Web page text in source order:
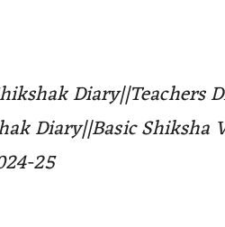
Diary||Teachers
Diary||Basic Shiksha
25